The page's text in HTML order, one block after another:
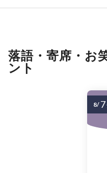
落語・寄席・お
ント
8/ 7